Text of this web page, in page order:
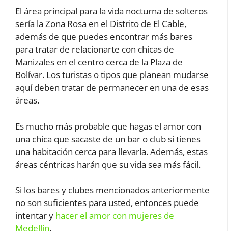
El área principal para la vida nocturna de solteros
sería la Zona Rosa en el Distrito de El Cable,
además de que puedes encontrar más bares
para tratar de relacionarte con chicas de
Manizales en el centro cerca de la Plaza de
Bolívar. Los turistas o tipos que planean mudarse
aquí deben tratar de permanecer en una de esas
áreas.
Es mucho más probable que hagas el amor con
una chica que sacaste de un bar o club si tienes
una habitación cerca para llevarla. Además, estas
áreas céntricas harán que su vida sea más fácil.
Si los bares y clubes mencionados anteriormente
no son suficientes para usted, entonces puede
intentar y hacer el amor con mujeres de
Medellín.